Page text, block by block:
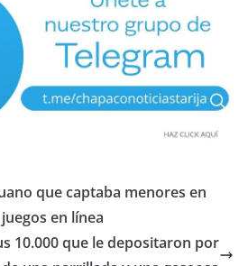
que captaba menores en
en línea
10.000 que le depositaron por